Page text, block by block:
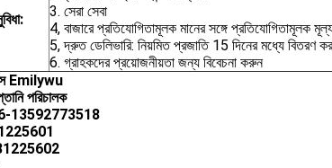
3. সেরা সেবা
4, বাজারে প্রতিযোগিতামূলক মানের সঙ্গে প্রতিযোগিতামূলক
5, দ্রুত ডেলিভারি: নিয়মিত প্রজাতি 15 দিনের মধ্যে বিতরণ
6. গ্রাহকদের প্রয়োজনীয়তা জন্য বিবেচনা করুন
Emilywu
পরিচালক
13592773518